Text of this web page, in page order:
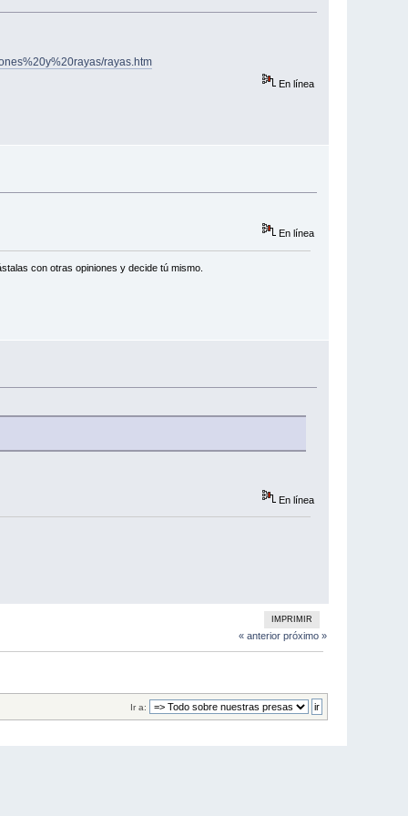
rayas.htm
En línea
En línea
con otras opiniones y decide tú mismo.
En línea
IMPRIMIR
« anterior próximo »
Ir a: